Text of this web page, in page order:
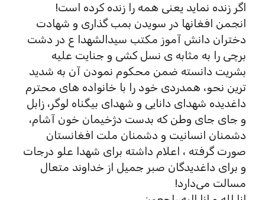
اگر زنده نماید یعنی همه را زنده کرده است!
انجمن افغانها در سویدن بمب گذاری و شهادت
دختران دانش آموز مکتب سیدالشهدا ع در دشت
برچی را به مثابه ی نسل کشی و جنایت علیه
بشریت دانسته ضمن محکوم نمودن آن به شدید
ترین نحو، همدردی خود را با خانواده های محترم
داغدیده شهدای دانایی و شهدای بیگناه لوگر، زابل
و جای جای وطن که بدست دژخیمان خون آشام،
دشمنان انسانیت و دشمنان ملت افغانستان
صورت گرفته ، اعلام داشته برای شهدا علو درجات
و برای داغدیدگان صبر جمیل از خداوند متعال
مسالت می‌دارد!